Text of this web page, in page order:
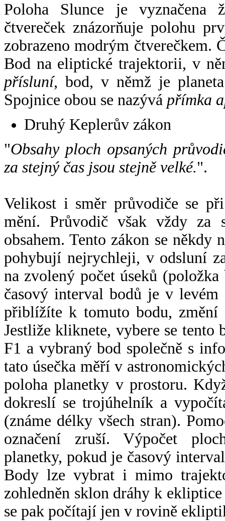
Poloha Slunce je vyznačena
čtvereček znázorňuje polohu
zobrazeno modrým čtverečkem.
Bod na eliptické trajektorii, v
přísluní, bod, v němž je
Spojnice obou se nazývá přímka
Druhý Keplerův zákon
"Obsahy ploch opsaných
za stejný čas jsou stejně velké.".
Velikost i směr průvodiče se
mění. Průvodič však vždy za
obsahem. Tento zákon se někdy
pohybují nejrychleji, v odsluní
na zvolený počet úseků
časový interval bodů je v
přiblížíte k tomuto bodu,
Jestliže kliknete, vybere se tento
F1 a vybraný bod společně s
tato úsečka měří v
poloha planetky v prostoru.
dokreslí se trojúhelník a
(známe délky všech stran).
označení zruší. Výpočet
planetky, pokud je časový
Body lze vybrat i mimo
zohledněn sklon dráhy k
se pak počítají jen v rovině